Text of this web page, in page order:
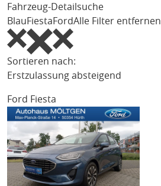
Fahrzeug-Detailsuche
BlauFiestaFordAlle Filter entfernen
Sortieren nach:
Erstzulassung absteigend
Ford Fiesta